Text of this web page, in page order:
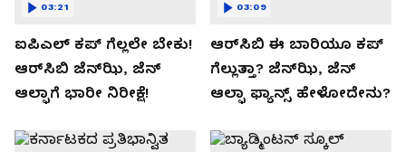
ಐಪಿಎಲ್ ಕಪ್‌ ಗೆಲ್ಲಲೇ ಬೇಕು!
ಆರ್‌ಸಿಬಿ ಜೆನ್‌ಝಿ, ಜೆನ್‌
ಆಲ್ಫಾಗೆ ಭಾರೀ ನಿರೀಕ್ಷೆ!
03:21
ಆರ್‌ಸಿಬಿ ಈ ಬಾರಿಯೂ ಕಪ್‌
ಗೆಲ್ಲುತ್ತಾ? ಜೆನ್‌ಝಿ, ಜೆನ್‌
ಆಲ್ಫಾ ಫ್ಯಾನ್ಸ್ ಹೇಳೋದೇನು?
03:09